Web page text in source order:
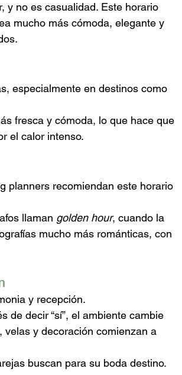
y no es casualidad. Este horario
mucho más cómoda, elegante y
especialmente en destinos como
fresca y cómoda, lo que hace que
el calor intenso.
planners recomiendan este horario
llaman golden hour, cuando la
mucho más románticas, con
y recepción.
de decir “sí”, el ambiente cambie
velas y decoración comienzan a
buscan para su boda destino.